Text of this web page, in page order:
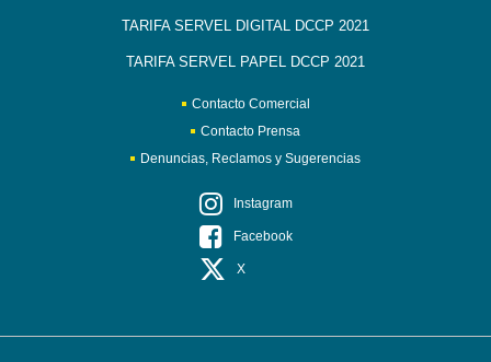
TARIFA SERVEL DIGITAL DCCP 2021
TARIFA SERVEL PAPEL DCCP 2021
Contacto Comercial
Contacto Prensa
Denuncias, Reclamos y Sugerencias
Instagram
Facebook
X